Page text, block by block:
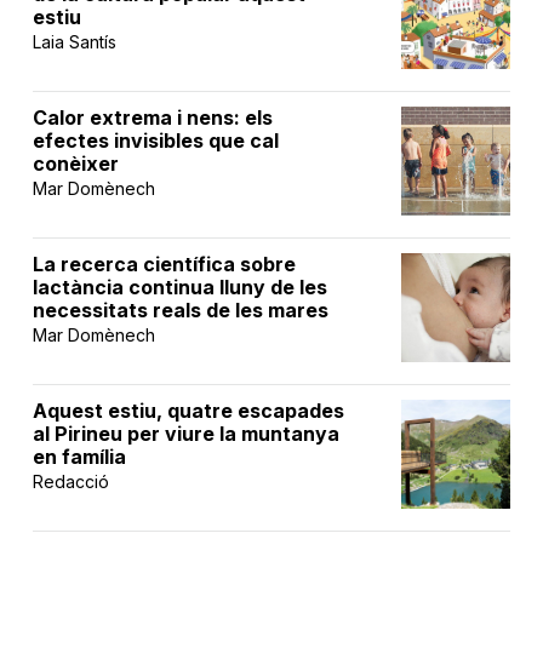
estiu
Laia Santís
Calor extrema i nens: els
efectes invisibles que cal
conèixer
Mar Domènech
La recerca científica sobre
lactància continua lluny de les
necessitats reals de les mares
Mar Domènech
Aquest estiu, quatre escapades
al Pirineu per viure la muntanya
en família
Redacció